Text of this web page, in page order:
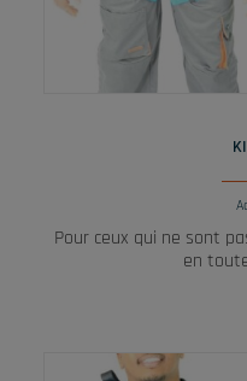
Pour ceux qui ne sont
en